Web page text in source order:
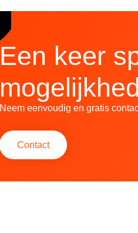
Een keer
Neem eenvoudig en gratis
Contact